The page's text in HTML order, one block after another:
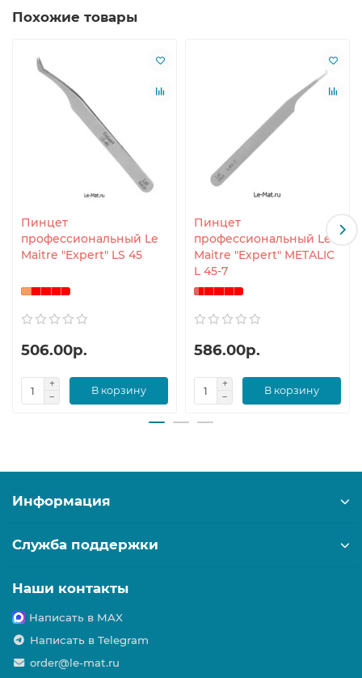
Похожие товары
Пинцет
профессиональный Le
Maitre "Expert" LS 45
506.00р.
В корзину
Пинцет
профессиональный Le
Maitre "Expert" METALIC
L 45-7
586.00р.
В корзину
Информация
Служба поддержки
Наши контакты
Написать в MAX
Написать в Telegram
order@le-mat.ru